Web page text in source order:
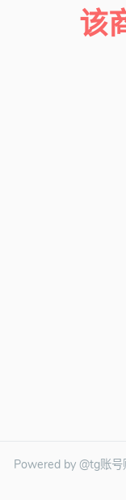
该
Powered by @tg账